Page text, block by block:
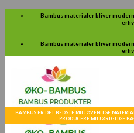
Skip
Bambus materialer bliver
Bambus materialer bliver
BAMBUS ER DET BEDSTE MILJØVENLIGE
PRODUCERE MILJØRIGTIGE